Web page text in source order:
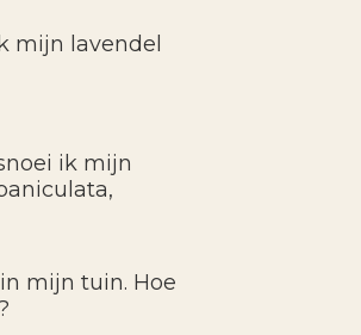
mijn lavendel
ik mijn
mijn tuin. Hoe